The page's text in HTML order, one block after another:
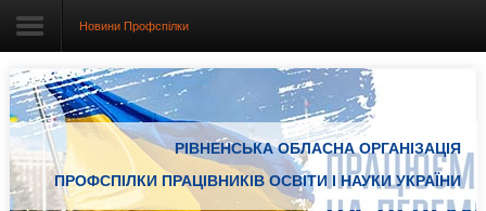
Головна
Про організацію
Документація
Новини Профспілки
РІВНЕНСЬКА ОБЛАСНА ОРГАНІЗАЦІЯ
ПРОФСПІЛКИ ПРАЦІВНИКІВ ОСВІТИ І НАУКИ УКРАЇНИ